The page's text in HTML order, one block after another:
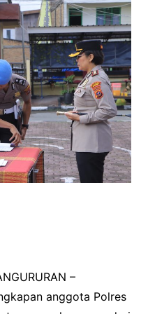
–
anggota Polres